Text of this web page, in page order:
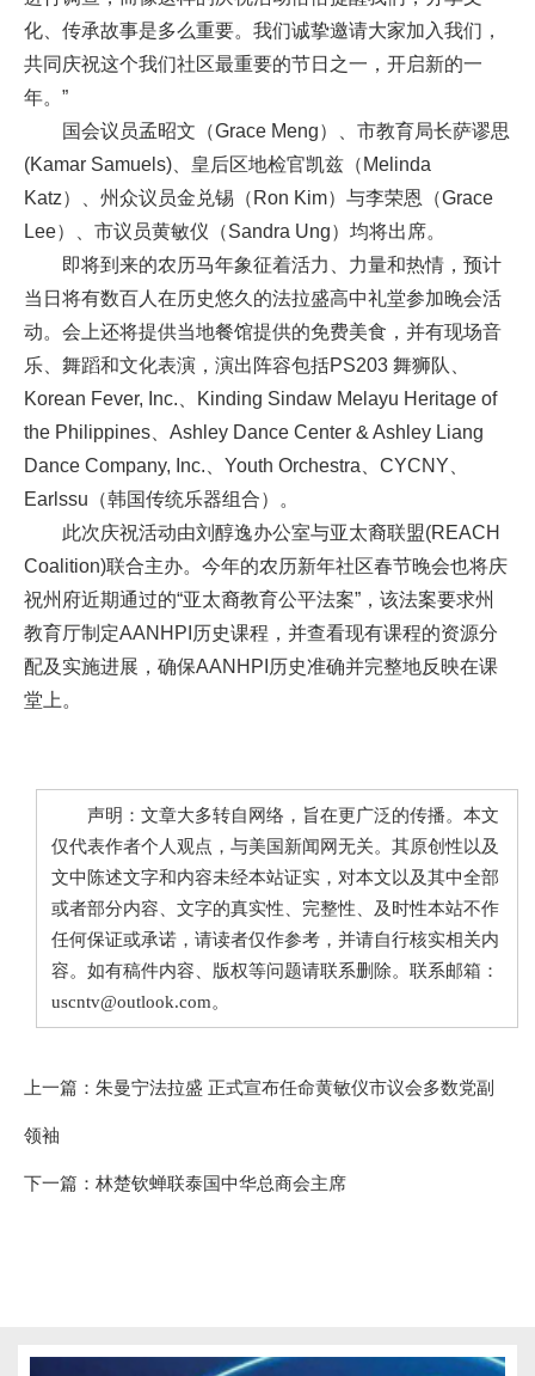
化、传承故事是多么重要。我们诚挚邀请大家加入我们，
共同庆祝这个我们社区最重要的节日之一，开启新的一
年。”
国会议员孟昭文（Grace Meng）、市教育局长萨谬思
(Kamar Samuels)、皇后区地检官凯兹（Melinda
Katz）、州众议员金兑锡（Ron Kim）与李荣恩（Grace
Lee）、市议员黄敏仪（Sandra Ung）均将出席。
即将到来的农历马年象征着活力、力量和热情，预计
当日将有数百人在历史悠久的法拉盛高中礼堂参加晚会活
动。会上还将提供当地餐馆提供的免费美食，并有现场音
乐、舞蹈和文化表演，演出阵容包括PS203 舞狮队、
Korean Fever, Inc.、Kinding Sindaw Melayu Heritage of
the Philippines、Ashley Dance Center & Ashley Liang
Dance Company, Inc.、Youth Orchestra、CYCNY、
Earlssu（韩国传统乐器组合）。
此次庆祝活动由刘醇逸办公室与亚太裔联盟(REACH
Coalition)联合主办。今年的农历新年社区春节晚会也将庆
祝州府近期通过的“亚太裔教育公平法案”，该法案要求州
教育厅制定AANHPI历史课程，并查看现有课程的资源分
配及实施进展，确保AANHPI历史准确并完整地反映在课
堂上。
声明：文章大多转自网络，旨在更广泛的传播。本文
仅代表作者个人观点，与美国新闻网无关。其原创性以及
文中陈述文字和内容未经本站证实，对本文以及其中全部
或者部分内容、文字的真实性、完整性、及时性本站不作
任何保证或承诺，请读者仅作参考，并请自行核实相关内
容。如有稿件内容、版权等问题请联系删除。联系邮箱：
uscntv@outlook.com。
上一篇： 朱曼宁法拉盛 正式宣布任命黄敏仪市议会多数党副
领袖
下一篇： 林楚钦蝉联泰国中华总商会主席